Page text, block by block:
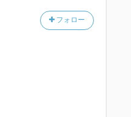
フォロー